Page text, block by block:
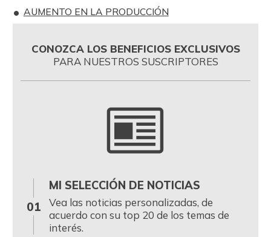
AUMENTO EN LA PRODUCCIÓN
CONOZCA LOS BENEFICIOS EXCLUSIVOS
PARA NUESTROS SUSCRIPTORES
01
MI SELECCIÓN DE NOTICIAS
Vea las noticias personalizadas, de
acuerdo con su top 20 de los temas de
interés.